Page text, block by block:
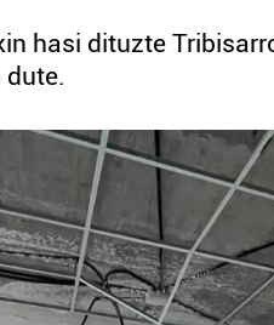
hasi dituzte
dute.